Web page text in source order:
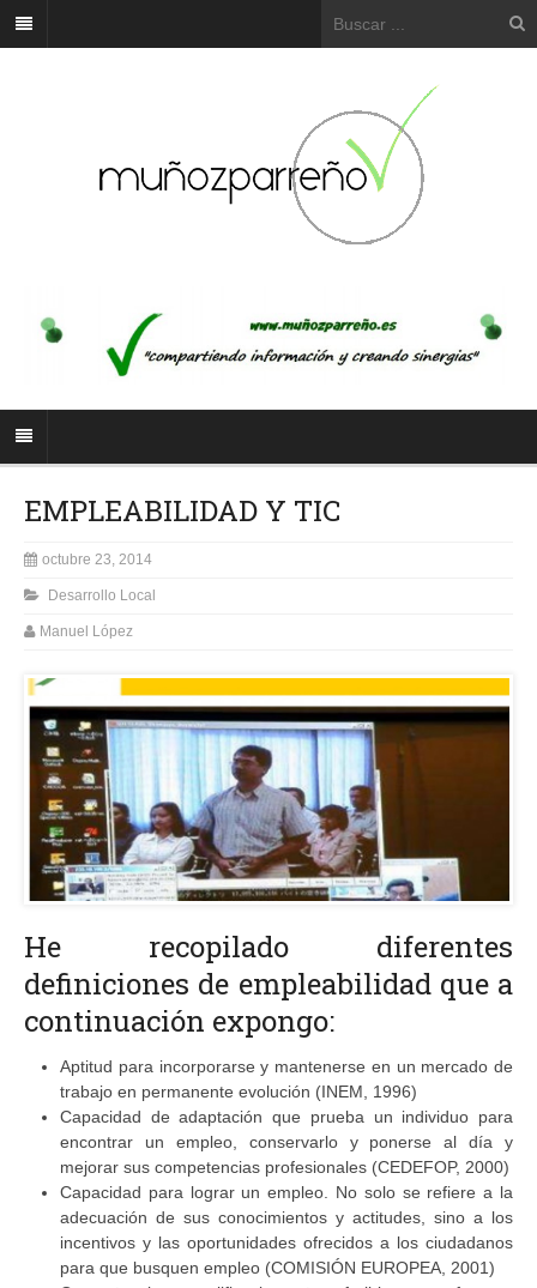
EMPLEABILIDAD Y TIC
octubre 23, 2014
Desarrollo Local
Manuel López
He recopilado diferentes
definiciones de empleabilidad que a
continuación expongo:
Aptitud para incorporarse y mantenerse en un mercado de
trabajo en permanente evolución (INEM, 1996)
Capacidad de adaptación que prueba un individuo para
encontrar un empleo, conservarlo y ponerse al día y
mejorar sus competencias profesionales (CEDEFOP, 2000)
Capacidad para lograr un empleo. No solo se refiere a la
adecuación de sus conocimientos y actitudes, sino a los
incentivos y las oportunidades ofrecidos a los ciudadanos
para que busquen empleo (COMISIÓN EUROPEA, 2001)